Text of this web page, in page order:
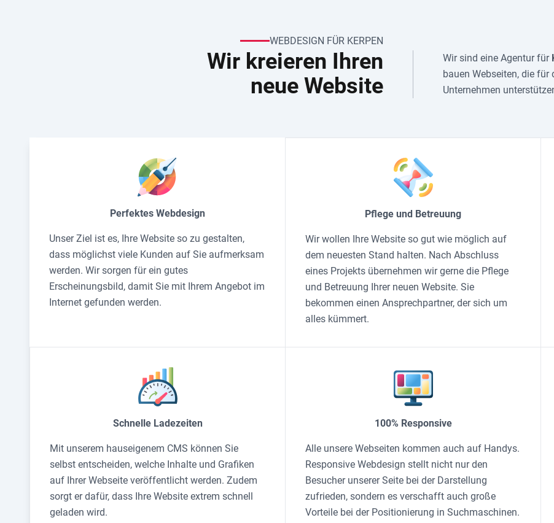
WEBDESIGN FÜR KERPEN
Wir kreieren Ihren
neue Website
Wir sind eine Agentur für
bauen Webseiten, die
Unternehmen
Perfektes Webdesign
Unser Ziel ist es, Ihre Website so zu gestalten,
dass möglichst viele Kunden auf Sie aufmerksam
werden. Wir sorgen für ein gutes
Erscheinungsbild, damit Sie mit Ihrem Angebot im
Internet gefunden werden.
Pflege und Betreuung
Wir wollen Ihre Website so gut wie möglich auf
dem neuesten Stand halten. Nach Abschluss
eines Projekts übernehmen wir gerne die Pflege
und Betreuung Ihrer neuen Website. Sie
bekommen einen Ansprechpartner, der sich um
alles kümmert.
Schnelle Ladezeiten
Mit unserem hauseigenem CMS können Sie
selbst entscheiden, welche Inhalte und Grafiken
auf Ihrer Webseite veröffentlicht werden. Zudem
sorgt er dafür, dass Ihre Website extrem schnell
geladen wird.
100% Responsive
Alle unsere Webseiten kommen auch auf Handys.
Responsive Webdesign stellt nicht nur den
Besucher unserer Seite bei der Darstellung
zufrieden, sondern es verschafft auch große
Vorteile bei der Positionierung in Suchmaschinen.